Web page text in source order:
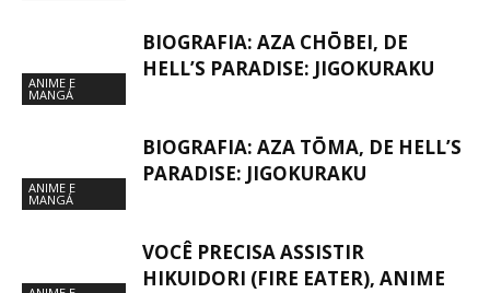
ANIME E
MANGÁ
BIOGRAFIA: AZA CHŌBEI, DE
HELL’S PARADISE: JIGOKURAKU
ANIME E
MANGÁ
BIOGRAFIA: AZA TŌMA, DE HELL’S
PARADISE: JIGOKURAKU
VOCÊ PRECISA ASSISTIR
HIKUIDORI (FIRE EATER), ANIME